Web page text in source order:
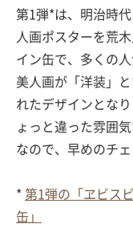
第1弾*は、明治時
人画ポスターを荒
イン缶で、多くの
美人画が「洋装」
れたデザインとな
ょっと違った雰囲
なので、早めのチ
* 第1弾の「ヱビス
缶」